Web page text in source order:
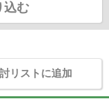
込む
リストに追加